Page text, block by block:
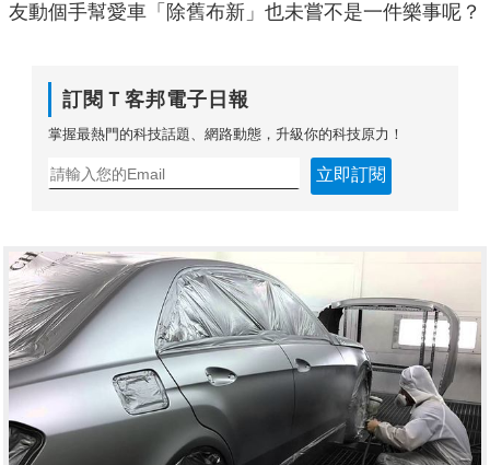
友動個手幫愛車「除舊布新」也未嘗不是一件樂事呢？
訂閱Ｔ客邦電子日報
掌握最熱門的科技話題、網路動態，升級你的科技原力！
立即訂閱